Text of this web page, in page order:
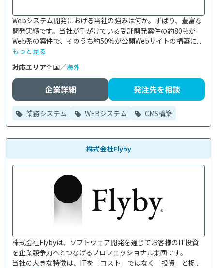
Webシステム開発における当社の強みは何か。ずばり、豊富な
開発実績です。当社が手がけている受託開発案件の約80％が
Web系の案件で、そのうち約50％が公開Webサイトの構築に...
もっと見る
対応エリア全国／海外
企業詳細 発注先を相談
業務システム WEBシステム CMS構築
株式会社Flyby
株式会社Flybyは、ソフトウェア開発を通じてお客様のIT投資
を企業競争力へとつなげるプロフェッショナル集団です。
当社の大きな特徴は、ITを「コスト」ではなく「投資」と捉...